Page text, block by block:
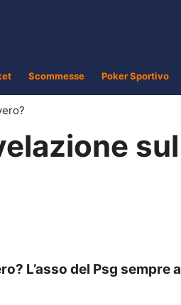
Scommesse Poker Sportivo
L’asso del Psg sempre